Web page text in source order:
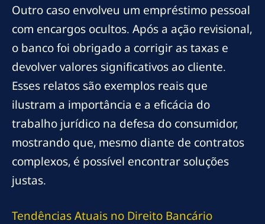
Outro caso envolveu um empréstimo pessoal
com encargos ocultos. Após a ação revisional,
o banco foi obrigado a corrigir as taxas e
devolver valores significativos ao cliente.
Esses relatos são exemplos reais que
ilustram a importância e a eficácia do
trabalho jurídico na defesa do consumidor,
mostrando que, mesmo diante de contratos
complexos, é possível encontrar soluções
justas.
Tendências Atuais no Direito Bancário